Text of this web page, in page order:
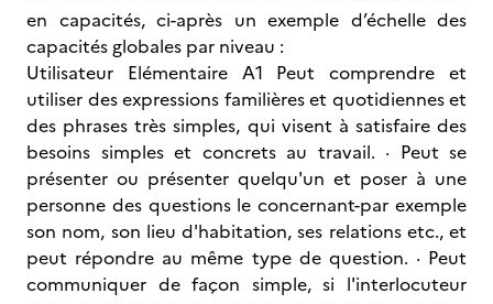
en capacités, ci-après un exemple d’échelle des
capacités globales par niveau :
Utilisateur Elémentaire A1 Peut comprendre et
utiliser des expressions familières et quotidiennes et
des phrases très simples, qui visent à satisfaire des
besoins simples et concrets au travail. · Peut se
présenter ou présenter quelqu'un et poser à une
personne des questions le concernant-par exemple
son nom, son lieu d'habitation, ses relations etc., et
peut répondre au même type de question. · Peut
communiquer de façon simple, si l'interlocuteur